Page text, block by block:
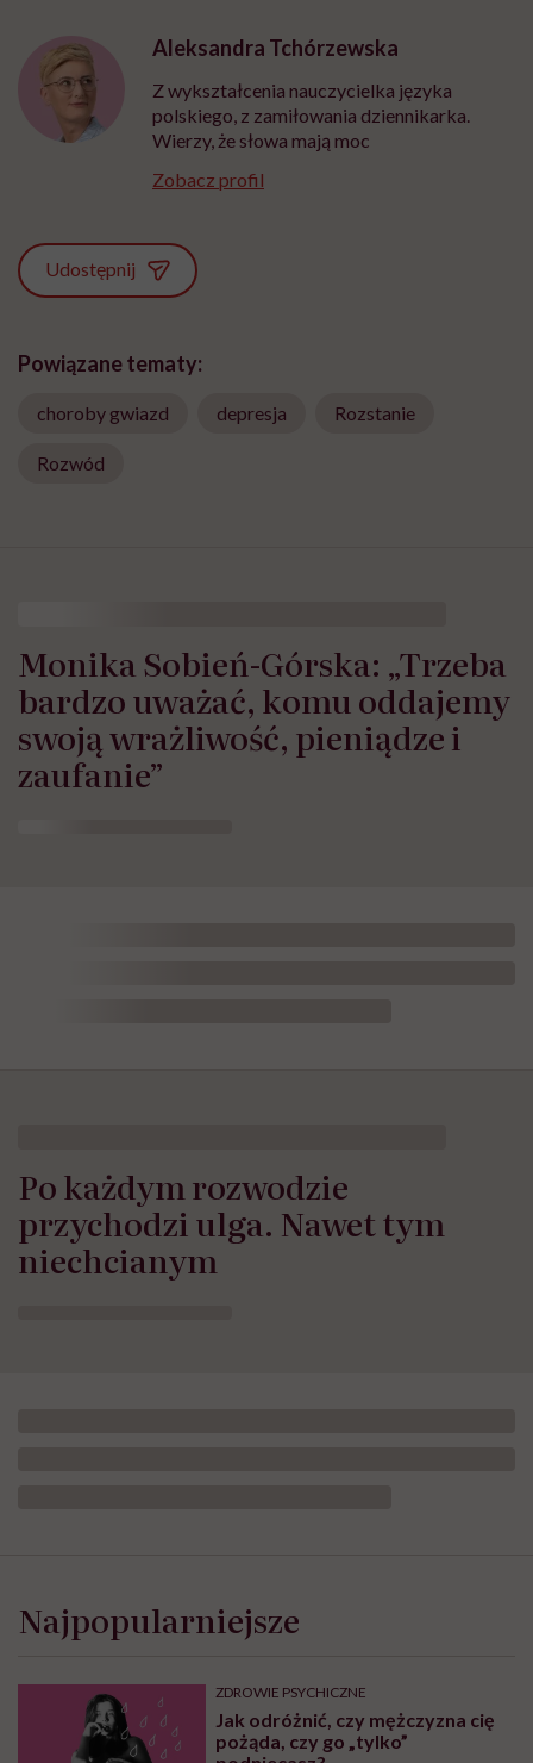
Aleksandra Tchórzewska
Z wykształcenia nauczycielka języka
polskiego, z zamiłowania dziennikarka.
Wierzy, że słowa mają moc
Zobacz profil
Udostępnij
Powiązane tematy:
choroby gwiazd depresja Rozstanie
Rozwód
Monika Sobień-Górska: „Trzeba
bardzo uważać, komu oddajemy
swoją wrażliwość, pieniądze i
zaufanie”
Po każdym rozwodzie
przychodzi ulga. Nawet tym
niechcianym
Najpopularniejsze
ZDROWIE PSYCHICZNE
Jak odróżnić, czy mężczyzna cię
pożąda, czy go „tylko”